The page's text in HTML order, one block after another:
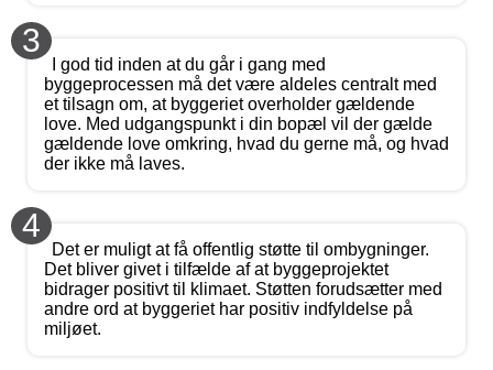
3
I god tid inden at du går i gang med
byggeprocessen må det være aldeles centralt med
et tilsagn om, at byggeriet overholder gældende
love. Med udgangspunkt i din bopæl vil der gælde
gældende love omkring, hvad du gerne må, og hvad
der ikke må laves.
4
Det er muligt at få offentlig støtte til ombygninger.
Det bliver givet i tilfælde af at byggeprojektet
bidrager positivt til klimaet. Støtten forudsætter med
andre ord at byggeriet har positiv indfyldelse på
miljøet.